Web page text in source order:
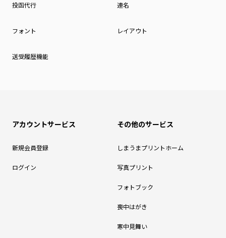
投函代行 連名
フォント レイアウト
送受履歴機能
アカウントサービス
新規会員登録
ログイン
その他のサービス
しまうまプリントホーム
写真プリント
フォトブック
喪中はがき
寒中見舞い